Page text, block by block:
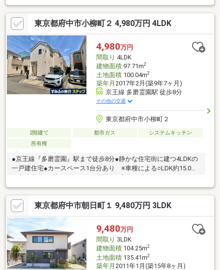
様の方で敷き詰めたテラコッタレンガが落ち着きと温かみを演出
しています。・南西側の引き違い窓は2重サッシになっておりま
す。・2階約6.1畳の洋室には、収納力の高い小屋裏収納（約
4.9m2）付きです。┏□ 構造・施工
┗┻━━━━━━━━━━━━━━━━━・新築時の設計・建設
性能評価書で耐震等級3（構造躯体の倒壊等防止・損傷防止）を取
得。
東京都府中市小柳町２ 4,980万円 4LDK
4,980万円
間取り 4LDK
建物面積97.71m2
土地面積100.04m2
築年月 2017年2月(築9年7ヶ月)
京王線 多磨霊園駅 徒歩8分
その他の交通
東京都府中市小柳町２
2階建て 都市ガス
システムキッチン
所有権
●京王線『多磨霊園』駅まで徒歩8分●静かな住宅街に建つ4LDKの
一戸建住宅●カースペース1台分あり ※車種による○LDK約15.0帖
良好○前面道路も広々しており、開放感がございます◎子育て世
帯にやさしいエリア 小学校まで徒歩6分、中学校まで徒歩2分◎
徒歩3分圏内にコンビニ、スーパー、公園あり◎利便性と落ち着き
を兼ね備えた住環境です■暮らしに役立つ設備■・おいしい水が飲
める『ビルトイン浄水器』・防犯面に配慮された『モニター付イ
ンターホン』・お子様と入浴できる1616サイズの浴室・豊富な収
納場所（全居室収納、廊下収納など）
東京都府中市朝日町１ 9,480万円 3LDK
9,480万円
間取り 3LDK
建物面積104.25m2
土地面積135.41m2
築年月 2011年1月(築15年8ヶ月)